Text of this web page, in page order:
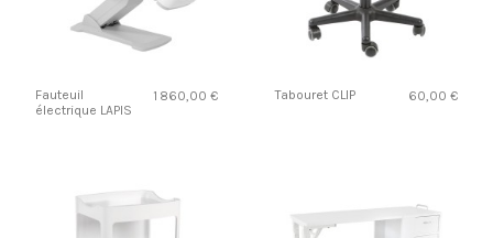
Fauteuil
électrique LAPIS
1 860,00 € Tabouret CLIP 60,00 €